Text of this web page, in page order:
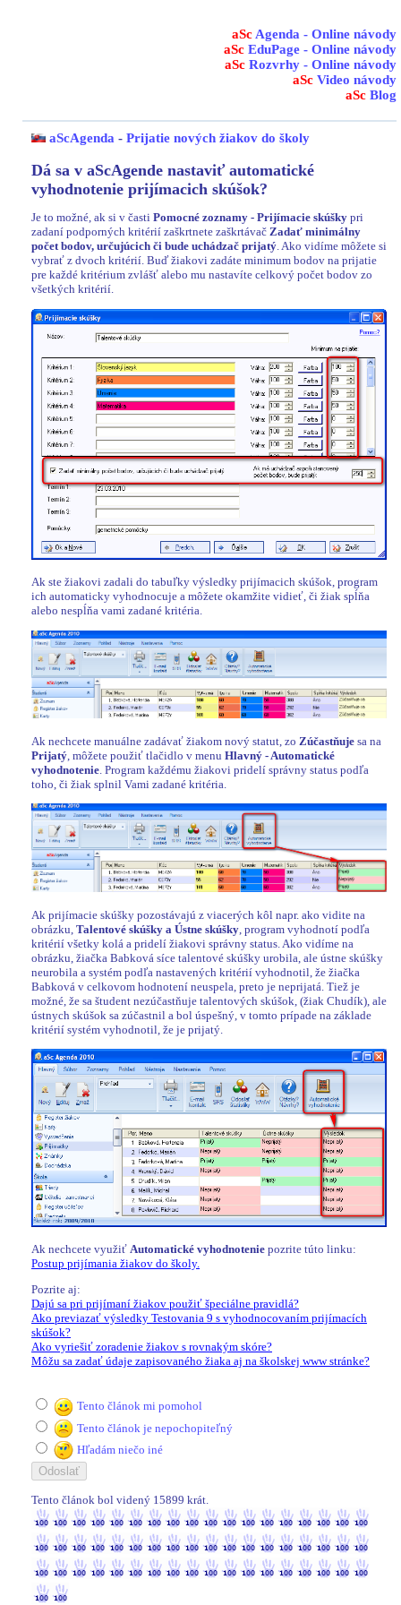
aSc Agenda - Online návody
aSc EduPage - Online návody
aSc Rozvrhy - Online návody
aSc Video návody
aSc Blog
aScAgenda - Prijatie nových žiakov do školy
Dá sa v aScAgende nastaviť automatické
vyhodnotenie prijímacich skúšok?
Je to možné, ak si v časti Pomocné zoznamy - Prijímacie skúšky pri
zadaní podporných kritérií zaškrtnete zaškrtávač Zadať minimálny
počet bodov, určujúcich či bude uchádzač prijatý. Ako vidíme môžete si
vybrať z dvoch kritérií. Buď žiakovi zadáte minimum bodov na prijatie
pre každé kritérium zvlášť alebo mu nastavíte celkový počet bodov zo
všetkých kritérií.
Ak ste žiakovi zadali do tabuľky výsledky prijímacich skúšok, program
ich automaticky vyhodnocuje a môžete okamžite vidieť, či žiak spĺňa
alebo nespĺňa vami zadané kritéria.
Ak nechcete manuálne zadávať žiakom nový statut, zo Zúčastňuje sa na
Prijatý , môžete použiť tlačidlo v menu Hlavný - Automatické
vyhodnotenie . Program každému žiakovi pridelí správny status podľa
toho, či žiak splnil Vami zadané kritéria.
Ak prijímacie skúšky pozostávajú z viacerých kôl napr. ako vidite na
obrázku, Talentové skúšky a Ústne skúšky , program vyhodnotí podľa
kritérií všetky kolá a pridelí žiakovi správny status. Ako vidíme na
obrázku, žiačka Babková síce talentové skúšky urobila, ale ústne skúšky
neurobila a systém podľa nastavených kritérií vyhodnotil, že žiačka
Babková v celkovom hodnotení neuspela, preto je neprijatá. Tiež je
možné, že sa študent nezúčastňuje talentových skúšok, (žiak Chudík), ale
ústnych skúšok sa zúčastnil a bol úspešný, v tomto prípade na základe
kritérií systém vyhodnotil, že je prijatý.
Ak nechcete využiť Automatické vyhodnotenie pozrite túto linku:
Postup prijímania žiakov do školy.
Pozrite aj:
Dajú sa pri prijímaní žiakov použiť špeciálne pravidlá?
Ako previazať výsledky Testovania 9 s vyhodnocovaním prijímacích
skúšok?
Ako vyriešiť zoradenie žiakov s rovnakým skóre?
Môžu sa zadať údaje zapisovaného žiaka aj na školskej www stránke?
Tento článok mi pomohol
Tento článok je nepochopiteľný
Hľadám niečo iné
Tento článok bol videný 15899 krát.